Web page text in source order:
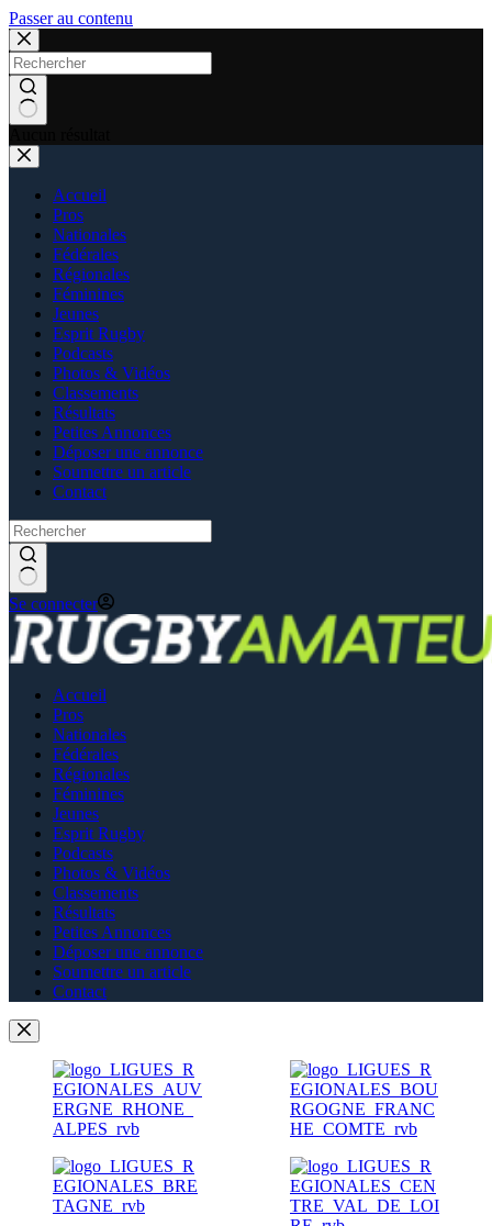
Passer au contenu
Accueil
Pros
Nationales
Fédérales
Régionales
Féminines
Jeunes
Esprit Rugby
Podcasts
Photos & Vidéos
Classements
Résultats
Petites Annonces
Déposer une annonce
Soumettre un article
Contact
Se connecter
Accueil
Pros
Nationales
Fédérales
Régionales
Féminines
Jeunes
Esprit Rugby
Podcasts
Photos & Vidéos
Classements
Résultats
Petites Annonces
Déposer une annonce
Soumettre un article
Contact